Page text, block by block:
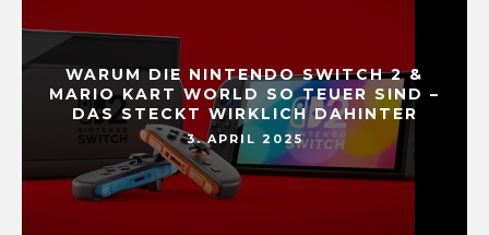
WARUM DIE NINTENDO SWITCH 2 &
MARIO KART WORLD SO TEUER SIND –
DAS STECKT WIRKLICH DAHINTER
3. APRIL 2025